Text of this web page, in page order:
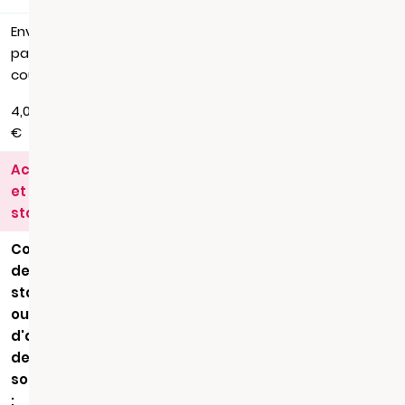
Envoi
par
courrier
4,00
€
Actes
et
statuts
Copie
de
statuts
ou
d'acte
de
société
: